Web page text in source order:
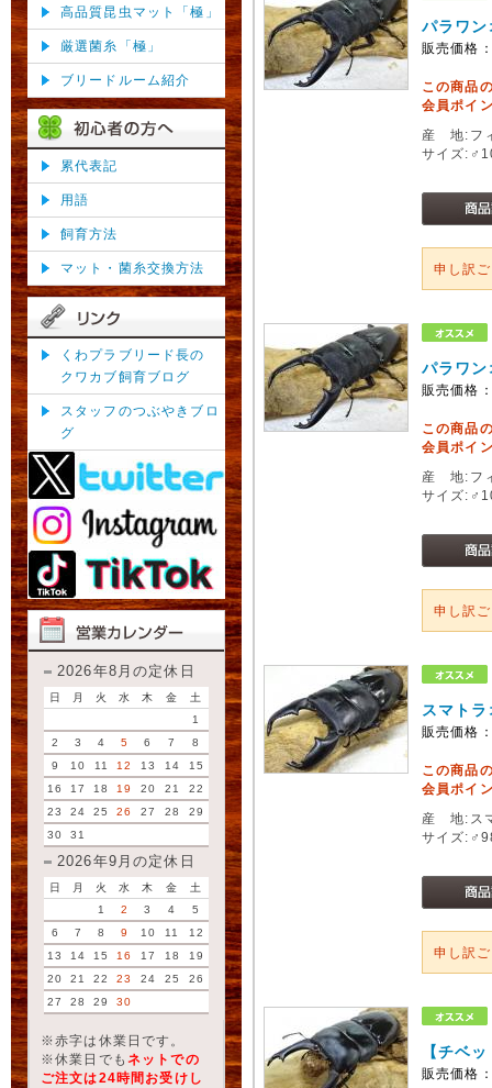
高品質昆虫マット「極」
厳選菌糸「極」
ブリードルーム紹介
累代表記
用語
飼育方法
マット・菌糸交換方法
くわプラブリード長の
クワカブ飼育ブログ
スタッフのつぶやきブロ
グ
2026年8月の定休日
日 月 火 水 木 金
土
1
2
3 4 5 6 7
8
9
10 11 12 13 14
15
16
17 18 19 20 21
22
23
24 25 26 27 28
29
30
31
2026年9月の定休日
日 月 火 水 木 金
土
1
2 3 4
5
6
7 8 9 10 11
12
13
14 15 16 17 18
19
20
21 22 23 24 25
26
27
28 29 30
※赤字は休業日です。
※休業日でも ネットでの
ご注文は24時間お受けし
パラワ
販売価格
この商品
会員ポイ
産 地:フ
サイズ
申し訳
パラワ
販売価格
この商品
会員ポイ
産 地:フ
サイズ
申し訳
スマト
販売価格
この商品
会員ポイ
産 地:ス
サイズ
申し訳
【チベ
販売価格